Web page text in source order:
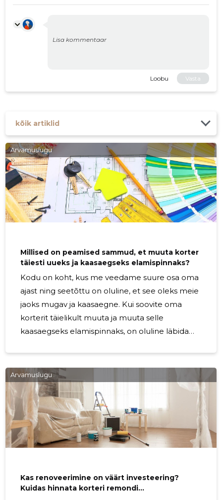
Loobu Vasta
kõik artiklid
Arvamuslugu
Millised on peamised sammud, et muuta korter
täiesti uueks ja kaasaegseks elamispinnaks?
Kodu on koht, kus me veedame suure osa oma
ajast ning seetõttu on oluline, et see oleks meie
jaoks mugav ja kaasaegne. Kui soovite oma
korterit täielikult muuta ja muuta selle
kaasaegseks elamispinnaks, on oluline läbida
korteri üldine stiil ja kuidas saaksite seda muuta.
Kas soovite ruumi avaramaks muuta või lisada
rohkem looduslikku valgust? Seejärel otsustage,
millised on vajalikud muudatused, et soovitud
tulemus saavutada. Teine samm on valikud.
Valige sobivad värvid, materjalid ja mööbel, mis
Arvamuslugu
Kas renoveerimine on väärt investeering?
Kuidas hinnata korteri remondi